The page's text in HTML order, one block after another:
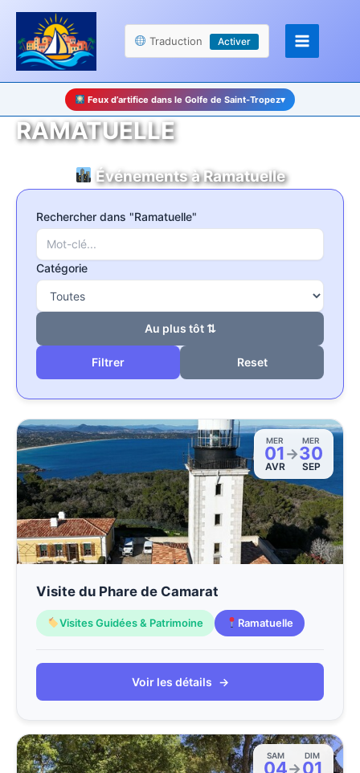
Panneau de gestion des cookies
Aller
contenu
Traduction Activer
Feux d’artifice dans le Golfe de Saint-Tropez▾
RAMATUELLE
Événements à Ramatuelle
Rechercher dans "Ramatuelle"
Catégorie
Au plus tôt ⇅
Reset
MER
01
AVR
→
MER
30
SEP
Visite du Phare de Camarat
Visites Guidées & Patrimoine Ramatuelle
Voir les détails →
SAM
04→
DIM
01